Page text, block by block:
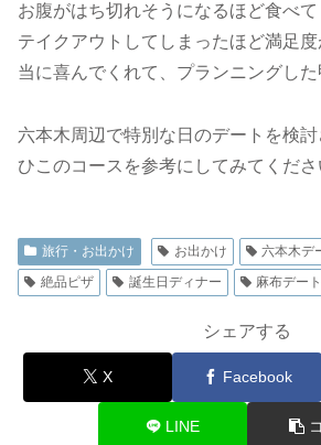
お腹がはち切れそうになるほど食べ
テイクアウトしてしまったほど満足
当に喜んでくれて、プランニングした
六本木周辺で特別な日のデートを検
ひこのコースを参考にしてみてくださ
旅行・お出かけ お出かけ 六本木デ
絶品ピザ
誕生日ディナー 麻布デート
シェアする
X Facebook
LINE